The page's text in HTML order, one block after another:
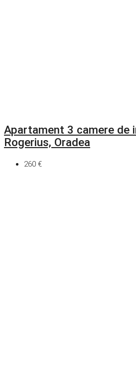
Apartament 3 camere de
Rogerius, Oradea
260 €